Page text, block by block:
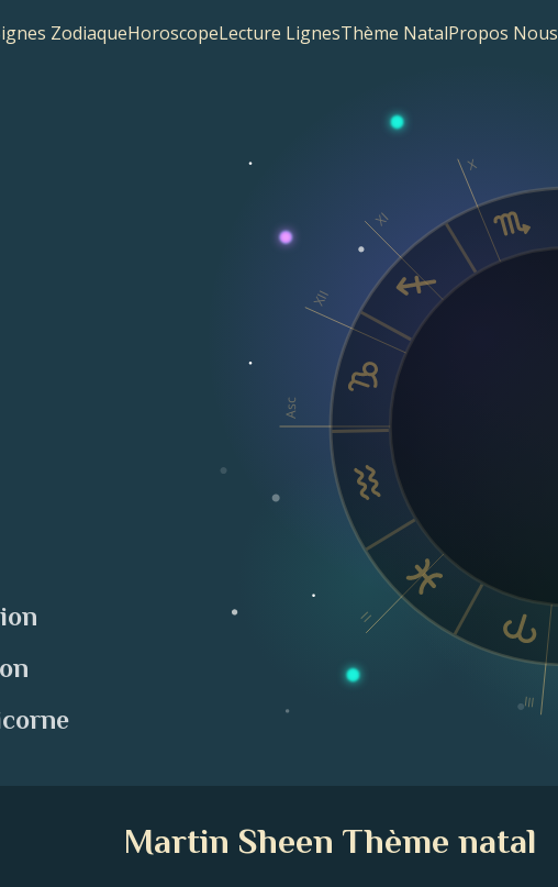
ZodiaqueHoroscopeLecture LignesThème NatalPropos Nous
Asc
II
III
X
XI
XII
Martin Sheen Thème natal